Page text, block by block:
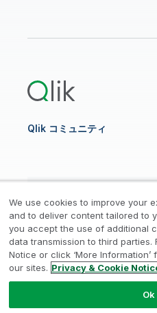
Qlik コミュニティ
法的規約 / プライバシ
Trust / 利用規約 / 個
© 1993-2026 QlikTech
AB, All Rights Reserved
We use cookies to improve your
and to deliver content tailored to
you accept the use of additional
data transmission to third parties.
Notice or click ‘More
our sites. Privacy & Cookie
Ok